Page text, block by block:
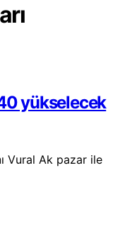
yükselecek
Vural Ak pazar ile